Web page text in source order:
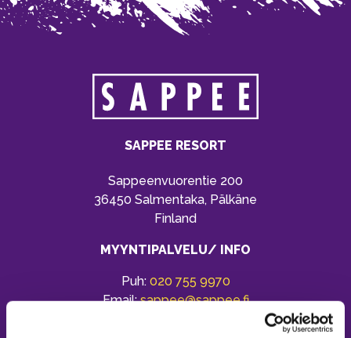
SAPPEE RESORT
Sappeenvuorentie 200
36450 Salmentaka, Pälkäne
Finland
MYYNTIPALVELU/ INFO
Puh: 020 755 9970
Email:sappee@sappee.fi